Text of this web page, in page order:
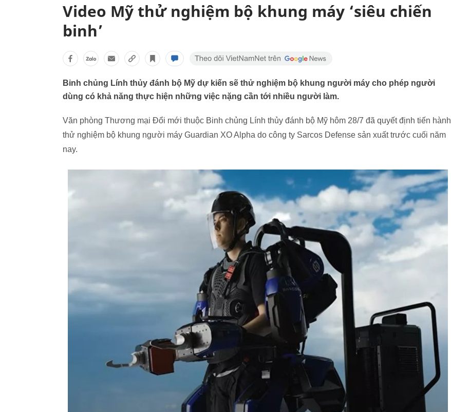
Video Mỹ thử nghiệm bộ khung máy ‘siêu chiến
binh’
Binh chủng Lính thủy đánh bộ Mỹ dự kiến sẽ thử nghiệm bộ khung người máy cho phép người
dùng có khả năng thực hiện những việc nặng cần tới nhiều người làm.
Văn phòng Thương mại Đổi mới thuộc Binh chủng Lính thủy đánh bộ Mỹ hôm 28/7 đã quyết định tiến hành
thử nghiệm bộ khung người máy Guardian XO Alpha do công ty Sarcos Defense sản xuất trước cuối năm
nay.